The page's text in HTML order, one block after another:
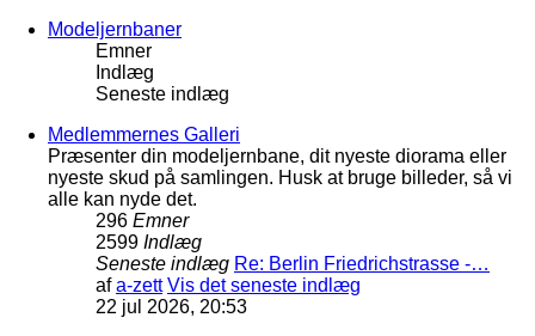
Modeljernbaner
Emner
Indlæg
Seneste indlæg
Medlemmernes Galleri
Præsenter din modeljernbane, dit nyeste diorama eller
nyeste skud på samlingen. Husk at bruge billeder, så vi
alle kan nyde det.
296 Emner
2599 Indlæg
Seneste indlæg Re: Berlin Friedrichstrasse -…
afa-zett Vis det seneste indlæg
22 jul 2026, 20:53